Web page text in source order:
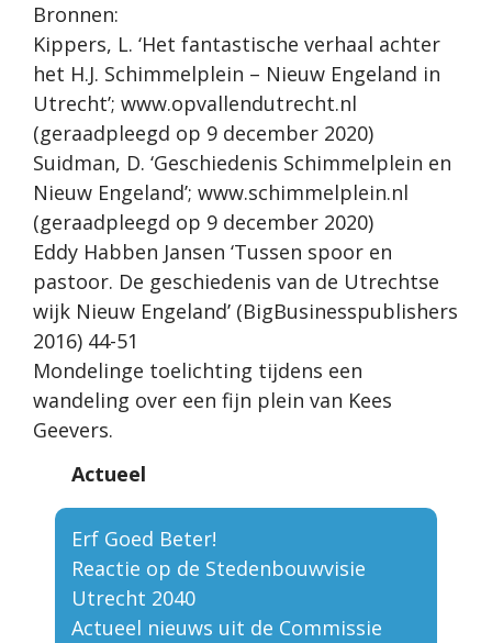
Bronnen:
Kippers, L. ‘Het fantastische verhaal achter
het H.J. Schimmelplein – Nieuw Engeland in
Utrecht’; www.opvallendutrecht.nl
(geraadpleegd op 9 december 2020)
Suidman, D. ‘Geschiedenis Schimmelplein en
Nieuw Engeland’; www.schimmelplein.nl
(geraadpleegd op 9 december 2020)
Eddy Habben Jansen ‘Tussen spoor en
pastoor. De geschiedenis van de Utrechtse
wijk Nieuw Engeland’ (BigBusinesspublishers
2016) 44-51
Mondelinge toelichting tijdens een
wandeling over een fijn plein van Kees
Geevers.
Actueel
Erf Goed Beter!
Reactie op de Stedenbouwvisie
Utrecht 2040
Actueel nieuws uit de Commissie